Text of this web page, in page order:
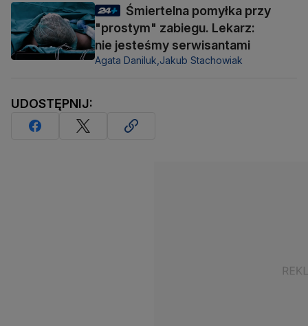
Śmiertelna pomyłka przy
"prostym" zabiegu. Lekarz:
nie jesteśmy serwisantami
Agata Daniluk, Jakub Stachowiak
UDOSTĘPNIJ: